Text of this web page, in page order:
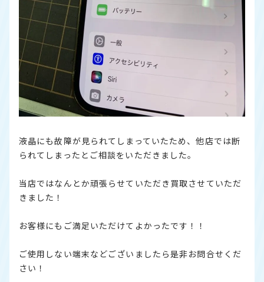
液晶にも故障が見られてしまっていたため、他店では断
られてしまったとご相談をいただきました。
当店ではなんとか頑張らせていただき買取させていただ
きました！
お客様にもご満足いただけてよかったです！！
ご使用しない端末などございましたら是非お問合せくだ
さい！